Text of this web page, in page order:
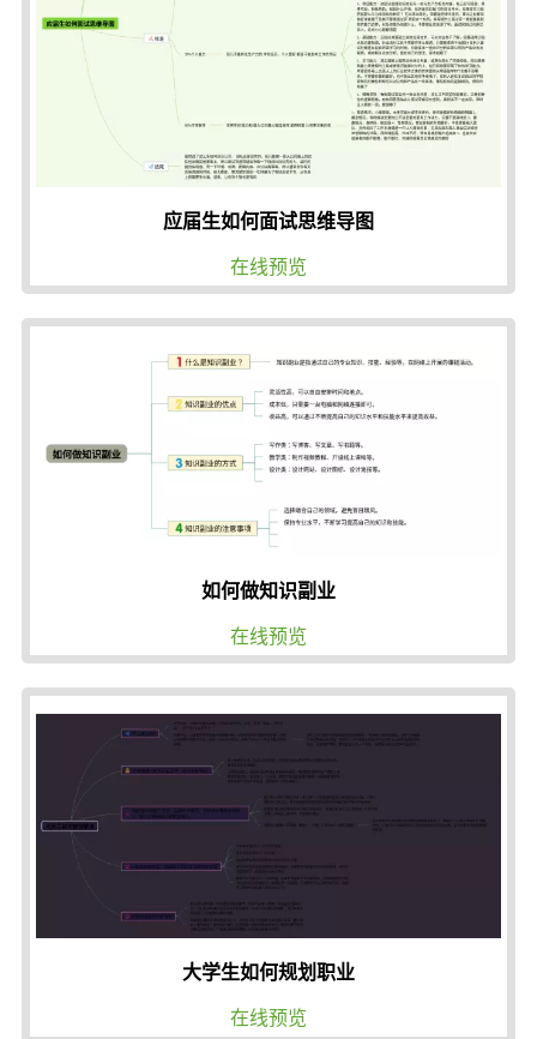
应届生如何面试思维导图
在线预览
如何做知识副业
在线预览
大学生如何规划职业
在线预览